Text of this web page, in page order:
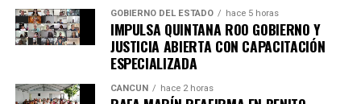
Unirme al canal de WhatsApp
GOBIERNO DEL ESTADO hace 5 horas
IMPULSA QUINTANA ROO GOBIERNO Y
JUSTICIA ABIERTA CON CAPACITACIÓN
ESPECIALIZADA
CANCÚN hace 2 horas